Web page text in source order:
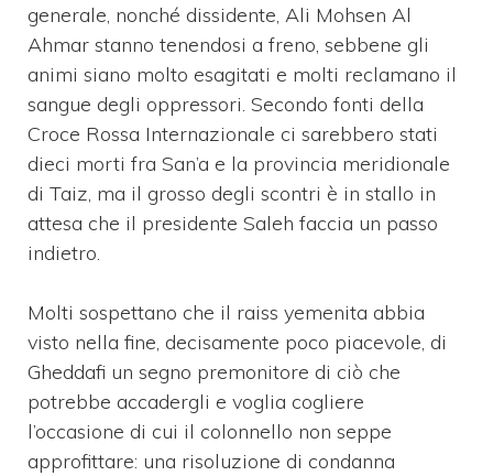
generale, nonché dissidente, Ali Mohsen Al
Ahmar stanno tenendosi a freno, sebbene gli
animi siano molto esagitati e molti reclamano il
sangue degli oppressori. Secondo fonti della
Croce Rossa Internazionale ci sarebbero stati
dieci morti fra San’a e la provincia meridionale
di Taiz, ma il grosso degli scontri è in stallo in
attesa che il presidente Saleh faccia un passo
indietro.
Molti sospettano che il raiss yemenita abbia
visto nella fine, decisamente poco piacevole, di
Gheddafi un segno premonitore di ciò che
potrebbe accadergli e voglia cogliere
l’occasione di cui il colonnello non seppe
approfittare: una risoluzione di condanna